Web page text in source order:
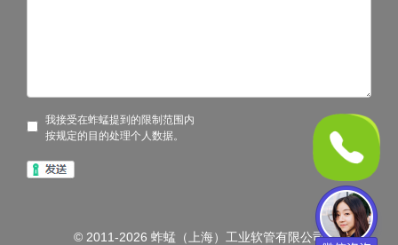
我接受在蚱蜢提到的限制范围内
按规定的目的处理个人数据。
© 2011-2026 蚱蜢（上海）工业软管有限公司